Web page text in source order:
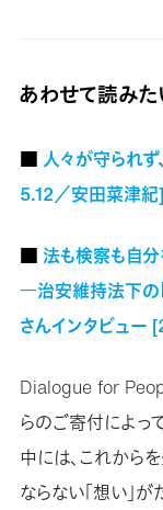
あわせて読みた
■ 人々が守られ
5.12／安田菜津紀]
■ 法も検察も自
―治安維持法下の
さんインタビュ
Dialogue for
らのご寄付によっ
中には、これから
ならない「想い」